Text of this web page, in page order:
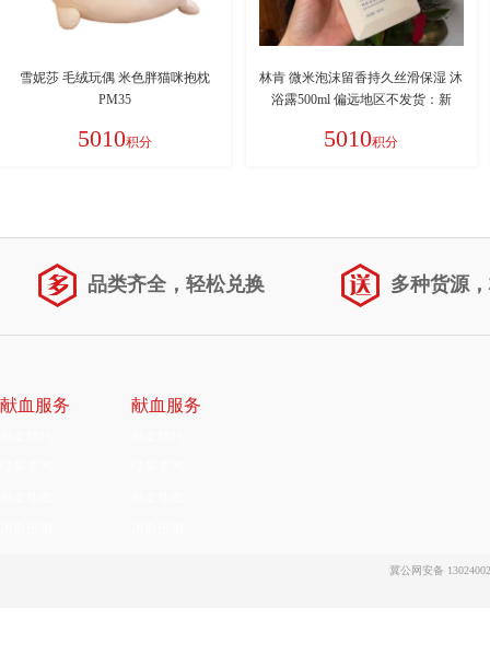
雪妮莎 毛绒玩偶 米色胖猫咪抱枕
PM35
5010积分
林肯 微米泡沫留香持久丝滑保湿 沐
浴露500ml 偏远地区不发货：新
蒙、海南
5010积分
品类齐全，轻松兑换 多种货源
献血服务 献血服务
冀公网安备